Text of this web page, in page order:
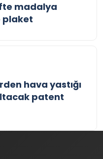
madalya
plaket
hava yastığı
patent